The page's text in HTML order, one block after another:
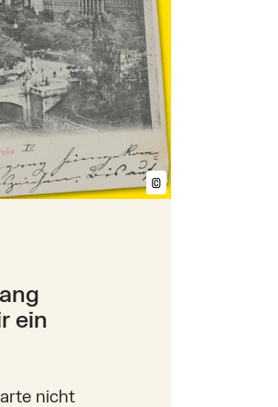
© Bildtext
ein
nicht